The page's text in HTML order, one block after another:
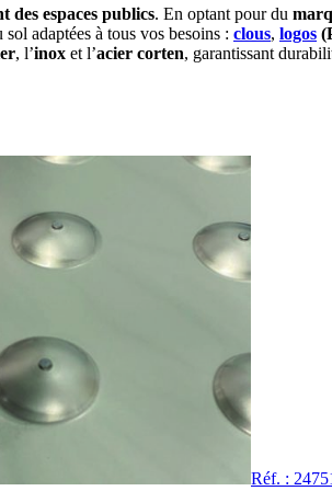
des espaces publics. En optant pour du
adaptées à tous vos besoins : clous, logos
, l’inox et l’acier corten, garantissant
Réf. :